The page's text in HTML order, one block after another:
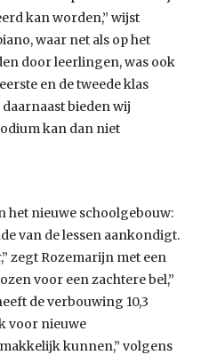
kan worden,” wijst
waar net als op het
door leerlingen, was ook
en de tweede klas
bieden wij
kan dan niet
het nieuwe schoolgebouw:
van de lessen aankondigt.
zegt Rozemarijn met een
voor een zachtere bel,”
de verbouwing 10,3
voor nieuwe
kunnen,” volgens